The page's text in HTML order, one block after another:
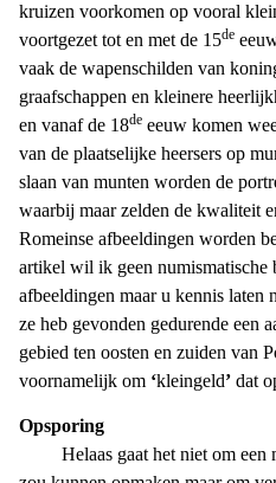
kruizen voorkomen op vooral
voortgezet tot en met de 15de
vaak de wapenschilden van
graafschappen en kleinere
en vanaf de 18de eeuw komen
van de plaatselijke heersers op
slaan van munten worden de
waarbij maar zelden de kwaliteit
Romeinse afbeeldingen worden
artikel wil ik geen numismatische
afbeeldingen maar u kennis laten
ze heb gevonden gedurende een
gebied ten oosten en zuiden van
voornamelijk om ‘kleingeld’ dat
Opsporing
Helaas gaat het niet om een